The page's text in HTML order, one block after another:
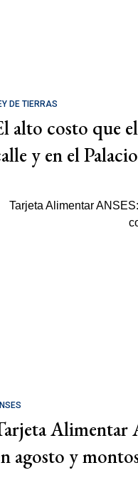
DE TIERRAS
alto costo que
y en el
Alimentar
agosto y